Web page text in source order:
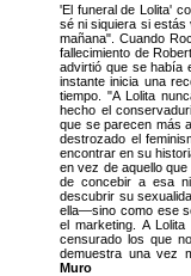
'El funeral de Lolita'
sé ni siquiera si estás
mañana". Cuando
fallecimiento de
advirtió que se había
instante inicia una
tiempo. "A Lolita
hecho el
que se parecen más
destrozado el
encontrar en su
en vez de aquello
de concebir a esa
descubrir su
ella—sino como ese
el marketing. A
censurado los que
demuestra una vez
Muro